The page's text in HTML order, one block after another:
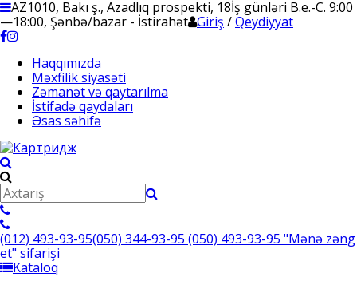
AZ1010, Bakı ş., Azadlıq prospekti, 18İş günləri B.e.-C. 9:00
—18:00, Şənbə/bazar - İstirahət Giriş /Qeydiyyat
Haqqımızda
Məxfilik siyasəti
Zəmanət və qaytarılma
İstifadə qaydaları
Əsas səhifə
(012) 493-93-95(050) 344-93-95 (050) 493-93-95 "Mənə zəng
et" sifarişi
Kataloq